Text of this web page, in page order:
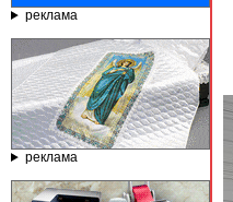
реклама
реклама